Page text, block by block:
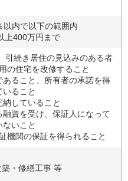
以内で以下の範囲内
上400万円まで
引続き居住の見込みのある者
の住宅を改修すること
ること、所有者の承諾を得
いること
納していること
資を受け、保証人になって
ないこと
機関の保証を得られること
・修繕工事 等